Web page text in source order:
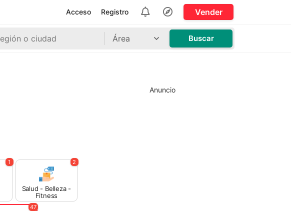
Vender
Registro
Acceso
Área Buscar
1
Salud - Belleza -
Fitness
2
47
Anuncio